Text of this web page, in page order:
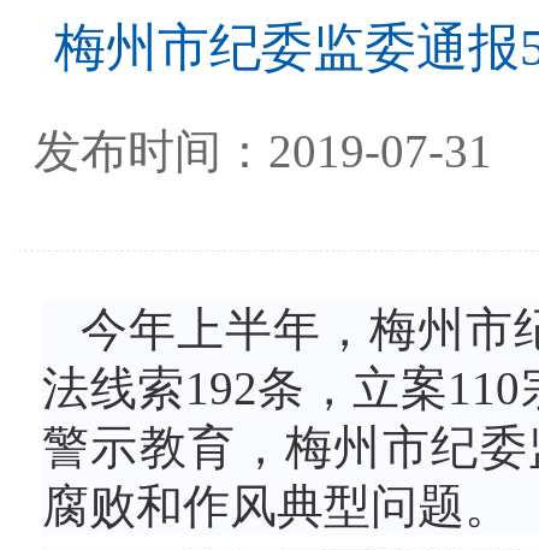
梅州市纪委监委通
发布时间：2019-07-
今年上半年，梅州市
法线索192条，立案
警示教育，梅州市纪
腐败和作风典型问题。